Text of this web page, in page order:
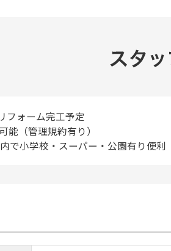
ォーム完工予定
（管理規約有り）
で小学校・スーパー・公園有り便利